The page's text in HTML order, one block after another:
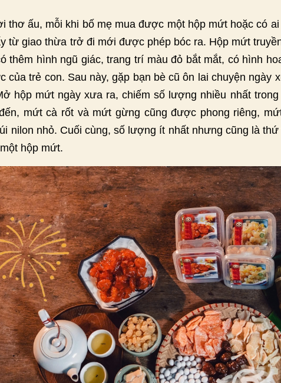
thơ ấu, mỗi khi bố mẹ mua được một hộp mứt hoặc có
từ giao thừa trở đi mới được phép bóc ra. Hộp mứt
thêm hình ngũ giác, trang trí màu đỏ bắt mắt, có hình
của trẻ con. Sau này, gặp bạn bè cũ ôn lai chuyện
hộp mứt ngày xưa ra, chiếm số lượng nhiều nhất
mứt cà rốt và mứt gừng cũng được phong riêng,
nilon nhỏ. Cuối cùng, số lượng ít nhất nhưng cũng là
hộp mứt.